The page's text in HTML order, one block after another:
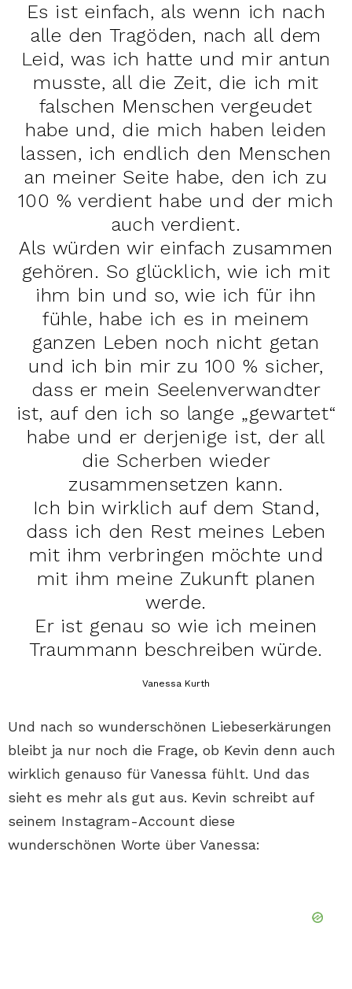
Es ist einfach, als wenn ich nach
alle den Tragöden, nach all dem
Leid, was ich hatte und mir antun
musste, all die Zeit, die ich mit
falschen Menschen vergeudet
habe und, die mich haben leiden
lassen, ich endlich den Menschen
an meiner Seite habe, den ich zu
100 % verdient habe und der mich
auch verdient.
Als würden wir einfach zusammen
gehören. So glücklich, wie ich mit
ihm bin und so, wie ich für ihn
fühle, habe ich es in meinem
ganzen Leben noch nicht getan
und ich bin mir zu 100 % sicher,
dass er mein Seelenverwandter
ist, auf den ich so lange „gewartet“
habe und er derjenige ist, der all
die Scherben wieder
zusammensetzen kann.
Ich bin wirklich auf dem Stand,
dass ich den Rest meines Leben
mit ihm verbringen möchte und
mit ihm meine Zukunft planen
werde.
Er ist genau so wie ich meinen
Traummann beschreiben würde.
Vanessa Kurth
Und nach so wunderschönen Liebeserkärungen
bleibt ja nur noch die Frage, ob Kevin denn auch
wirklich genauso für Vanessa fühlt. Und das
sieht es mehr als gut aus. Kevin schreibt auf
seinem Instagram-Account diese
wunderschönen Worte über Vanessa: